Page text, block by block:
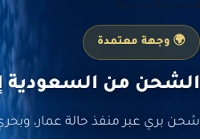
🌍 وجهة معتمدة
الشحن من السعودية
شحن بري عبر منفذ حالة عمار،